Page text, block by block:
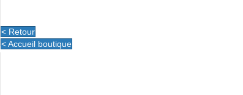
< Retour
< Accueil boutique